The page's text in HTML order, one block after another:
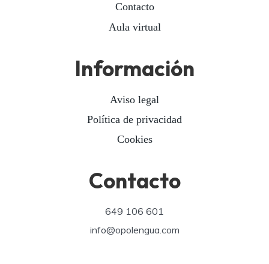
Contacto
Aula virtual
Información
Aviso legal
Política de privacidad
Cookies
Contacto
649 106 601
info@opolengua.com